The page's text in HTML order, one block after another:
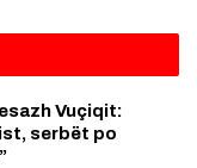
Vuçiqit:
serbët po